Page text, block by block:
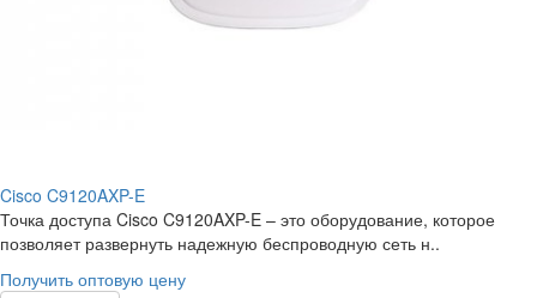
Cisco C9120AXP-E
Точка доступа Cisco C9120AXP-E – это оборудование, которое
позволяет развернуть надежную беспроводную сеть н..
Получить оптовую цену